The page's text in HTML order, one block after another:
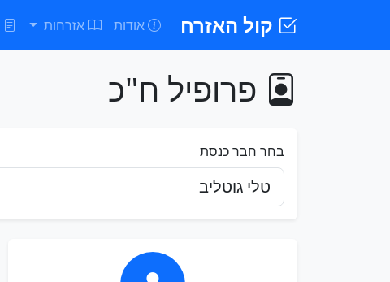
קול האזרח אודות אזרחות
פרופיל ח"כ
בחר חבר כנסת